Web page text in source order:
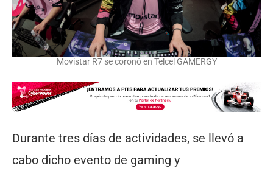
Movistar R7 se coronó en Telcel GAMERGY
Durante tres días de actividades, se llevó a
cabo dicho evento de gaming y